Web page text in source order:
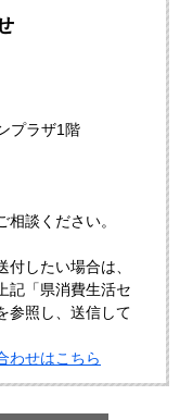
プラザ1階
談ください。
したい場合は、
記「県消費生活セ
参照し、送信して
わせはこちら